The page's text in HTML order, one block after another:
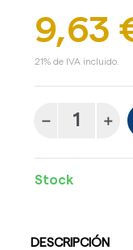
9,63
21% de IVA incluido.
Stock
DESCRIPCIÓN